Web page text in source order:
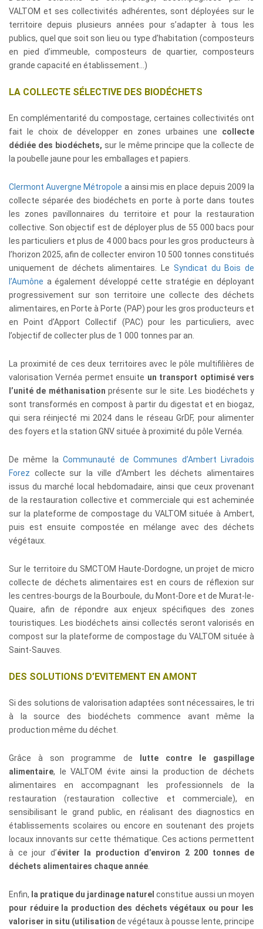
VALTOM et ses collectivités adhérentes, sont déployées sur le
territoire depuis plusieurs années pour s’adapter à tous les
publics, quel que soit son lieu ou type d’habitation (composteurs
en pied d’immeuble, composteurs de quartier, composteurs
grande capacité en établissement…)
LA COLLECTE SÉLECTIVE DES BIODÉCHETS
En complémentarité du compostage, certaines collectivités ont
fait le choix de développer en zones urbaines une collecte
dédiée des biodéchets, sur le même principe que la collecte de
la poubelle jaune pour les emballages et papiers.
Clermont Auvergne Métropole a ainsi mis en place depuis 2009 la
collecte séparée des biodéchets en porte à porte dans toutes
les zones pavillonnaires du territoire et pour la restauration
collective. Son objectif est de déployer plus de 55 000 bacs pour
les particuliers et plus de 4 000 bacs pour les gros producteurs à
l’horizon 2025, afin de collecter environ 10 500 tonnes constitués
uniquement de déchets alimentaires. Le Syndicat du Bois de
l’Aumône a également développé cette stratégie en déployant
progressivement sur son territoire une collecte des déchets
alimentaires, en Porte à Porte (PAP) pour les gros producteurs et
en Point d’Apport Collectif (PAC) pour les particuliers, avec
l’objectif de collecter plus de 1 000 tonnes par an.
La proximité de ces deux territoires avec le pôle multifilières de
valorisation Vernéa permet ensuite un transport optimisé vers
l’unité de méthanisation présente sur le site. Les biodéchets y
sont transformés en compost à partir du digestat et en biogaz,
qui sera réinjecté mi 2024 dans le réseau GrDF, pour alimenter
des foyers et la station GNV située à proximité du pôle Vernéa.
De même laCommunauté de Communes d’Ambert Livradois
Forez collecte sur la ville d’Ambert les déchets alimentaires
issus du marché local hebdomadaire, ainsi que ceux provenant
de la restauration collective et commerciale qui est acheminée
sur la plateforme de compostage du VALTOM située à Ambert,
puis est ensuite compostée en mélange avec des déchets
végétaux.
Sur le territoire du SMCTOM Haute-Dordogne, un projet de micro
collecte de déchets alimentaires est en cours de réflexion sur
les centres-bourgs de la Bourboule, du Mont-Dore et de Murat-le-
Quaire, afin de répondre aux enjeux spécifiques des zones
touristiques. Les biodéchets ainsi collectés seront valorisés en
compost sur la plateforme de compostage du VALTOM située à
Saint-Sauves.
DES SOLUTIONS D’EVITEMENT EN AMONT
Si des solutions de valorisation adaptées sont nécessaires, le tri
à la source des biodéchets commence avant même la
production même du déchet.
Grâce à son programme de
lutte contre le gaspillage
alimentaire, le VALTOM évite ainsi la production de déchets
alimentaires en accompagnant les professionnels de la
restauration (restauration collective et commerciale), en
sensibilisant le grand public, en réalisant des diagnostics en
établissements scolaires ou encore en soutenant des projets
locaux innovants sur cette thématique. Ces actions permettent
à ce jour d’éviter la production d’environ 2 200 tonnes de
déchets alimentaires chaque année
Enfin, la pratique du jardinage naturel constitue aussi un moyen
pour réduire la production des déchets végétaux ou pour les
valoriser in situ (utilisation de végétaux à pousse lente, principe